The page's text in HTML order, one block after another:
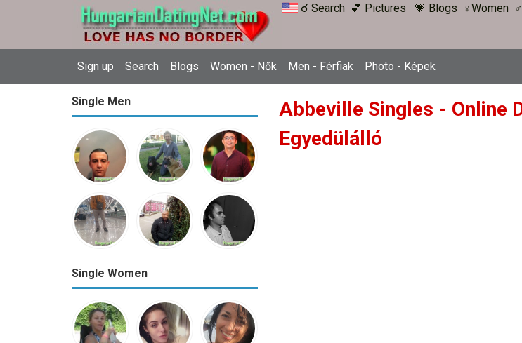
☌ Search 💕 Pictures 💗 Blogs ♀Women
Sign up Search Blogs Women - Nők Men - Férfiak Photo - Képek
Single Men
Single Women
Abbeville Singles - Online
Egyedülálló